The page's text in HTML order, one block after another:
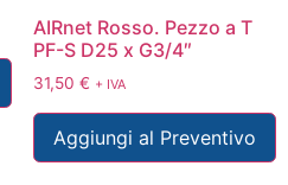
AIRnet Rosso. Pezzo a T
PF-S D25 x G3/4″
31,50 € + IVA
Aggiungi al Preventivo